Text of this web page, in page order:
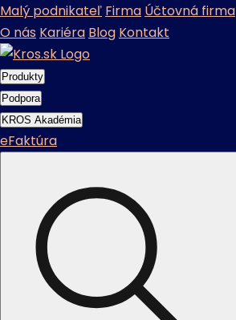
Malý podnikateľ Firma Účtovná firma
O nás Kariéra Blog Kontakt
Produkty
Podpora
KROS Akadémia
eFaktúra